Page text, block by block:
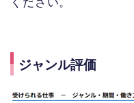
ジャンル評価